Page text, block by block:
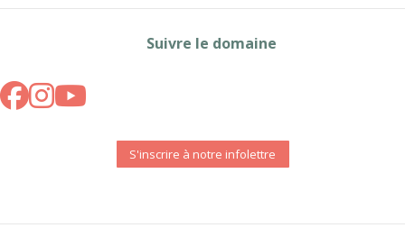
Suivre le domaine
S'inscrire à notre infolettre